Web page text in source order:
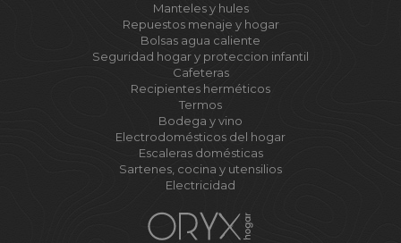
Manteles y hules
Repuestos menaje y hogar
Bolsas agua caliente
Seguridad hogar y proteccion infantil
Cafeteras
Recipientes herméticos
Termos
Bodega y vino
Electrodomésticos del hogar
Escaleras domésticas
Sartenes, cocina y utensilios
Electricidad